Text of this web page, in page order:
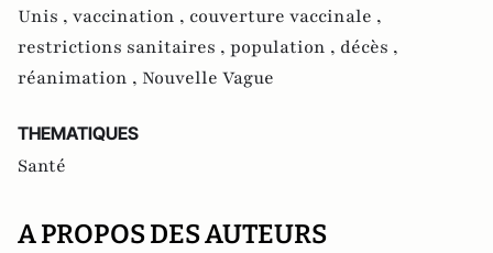
Unis , vaccination , couverture vaccinale ,
restrictions sanitaires , population , décès ,
réanimation , Nouvelle Vague
THEMATIQUES
Santé
A PROPOS DES AUTEURS